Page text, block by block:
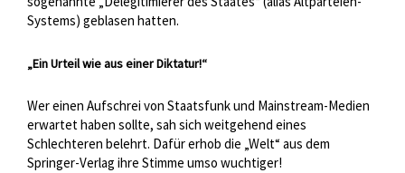
Systems) geblasen hatten.
„Ein Urteil wie aus einer Diktatur!“
Wer einen Aufschrei von Staatsfunk und Mainstream-Medien
erwartet haben sollte, sah sich weitgehend eines
Schlechteren belehrt. Dafür erhob die „Welt“ aus dem
Springer-Verlag ihre Stimme umso wuchtiger!